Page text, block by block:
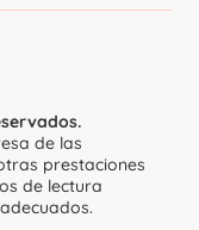
de las
prestaciones
de lectura